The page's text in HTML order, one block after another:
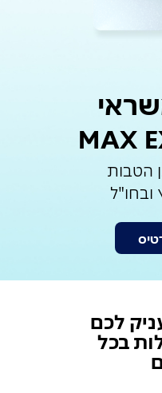
MAX
הטבות
ובחו"ל
לכם
בכל